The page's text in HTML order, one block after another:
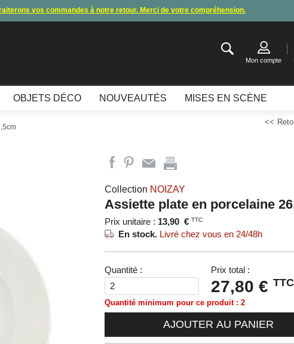
vos commandes à notre retour. Merci de votre compréhension.
ne fonctionnent plus , merci de nous contacter ou attendre notre appel pour les
Mon compte
OBJETS DÉCO NOUVEAUTÉS MISES EN SCÈNE
Collection NOIZAY
Assiette plate en porcelaine
Prix unitaire : 13,90 € TTC
En stock. Livré chez vous en 24/48h
Quantité : Prix total :
27,80 € TTC
Quantité minimum pour ce produit : 2
AJOUTER AU PANIER